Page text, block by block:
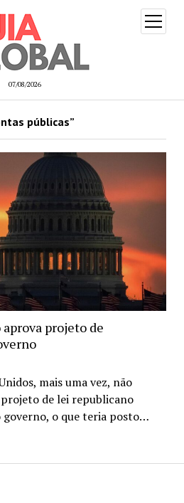
07/08/2026
open
menu
públicas”
aprova projeto de
mais uma vez, não
de lei republicano
governo, o que teria posto…